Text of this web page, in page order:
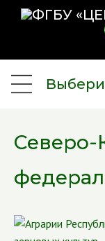
Северо-